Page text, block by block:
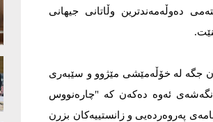
و لە پلەی هەشتەمی دەوڵەمەندترین وڵاتانی جیهانی
جگە لە خۆڵەمێشی مێژوو و سێبەری
ئەوە دەکەن کە "چارەنووس
پەروەردەیی و زانستییەکان بزرن